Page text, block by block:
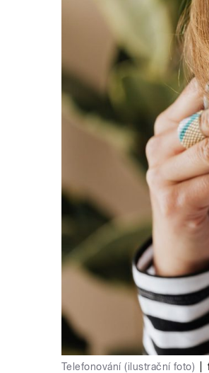
Telefonování (ilustrační foto)